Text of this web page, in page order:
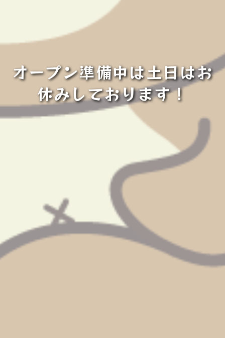
オープン準備中は土日はお
休みしております！